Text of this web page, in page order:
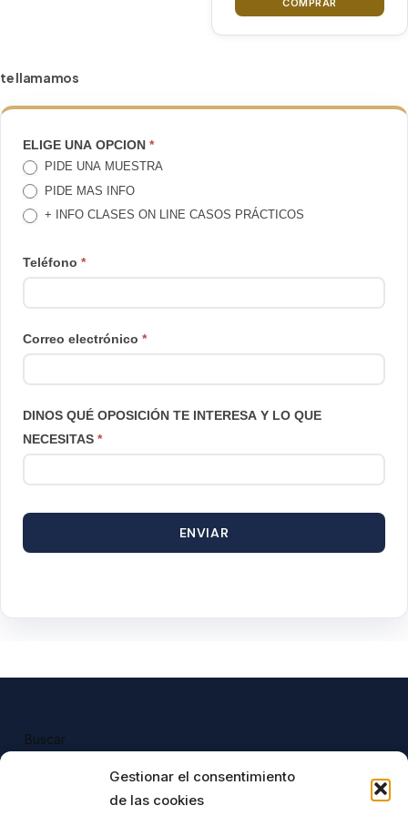
Gestionar el consentimiento
de las cookies
COMPRAR
te llamamos
TE
LLAMAMOS
ELIGE UNA OPCION *
PIDE UNA MUESTRA
PIDE MAS INFO
+ INFO CLASES ON LINE CASOS PRÁCTICOS
Teléfono *
Correo electrónico *
DINOS QUÉ OPOSICIÓN TE INTERESA Y LO QUE
NECESITAS *
ENVIAR
Buscar